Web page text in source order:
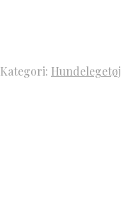
Kategori: Hundelegetøj